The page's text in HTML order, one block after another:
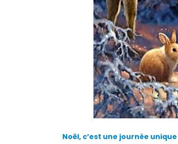
Noël, c’est une journée